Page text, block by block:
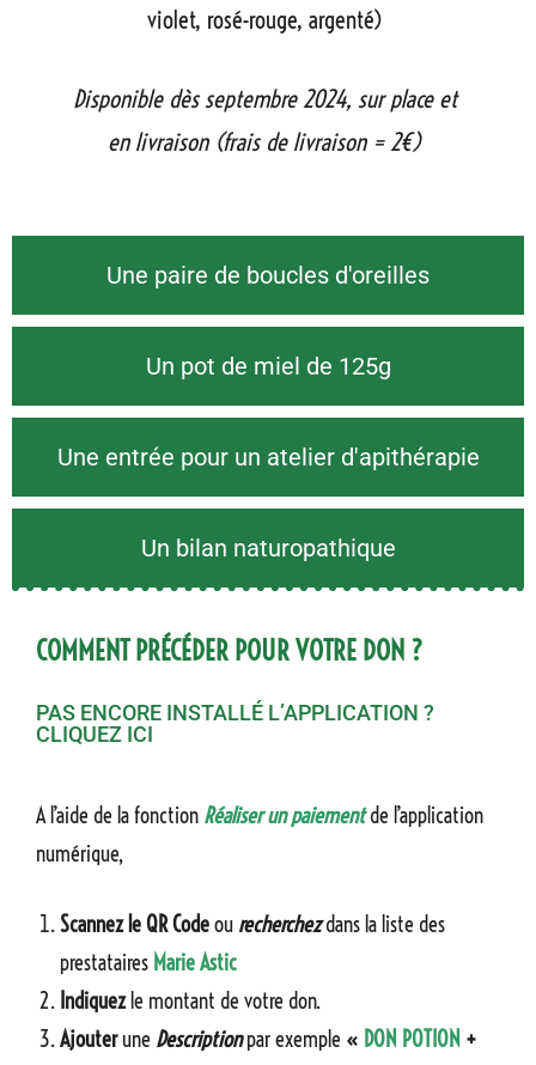
Une paire de boucles d'oreilles
Un pot de miel de 125g
Une entrée pour un atelier d'apithérapie
Un bilan naturopathique
violet, rosé-rouge, argenté)
Disponible dès septembre 2024, sur place et
en livraison (frais de livraison = 2€)
COMMENT PRÉCÉDER POUR VOTRE DON ?
PAS ENCORE INSTALLÉ L’APPLICATION ?
CLIQUEZ ICI
A l’aide de la fonction Réaliser un paiementde l’application
numérique,
Scannez le QR Codeou recherchezdans la liste des
prestataires Marie Astic
Indiquezle montant de votre don.
Ajouterune Descriptionpar exemple « DON POTION +